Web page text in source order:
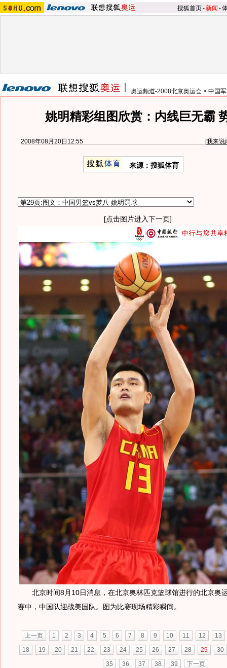
搜狐首页-新闻 -
奥运频道-2008北京奥运会 > 中国
姚明精彩组图欣赏：内线巨无霸
2008年08月20日12:55 [我来说
来源：搜狐体育
[点击图片进入下一页]
北京时间8月10日消息，在北京奥林匹克篮球馆进行的北京奥
赛中，中国队迎战美国队。图为比赛现场精彩瞬间。
上一页 1 2 3 4 5 6 7 8 9 10 11 12
13
18
19 20 21 22 23 24 25 26 27 28 29
30
35
36 37 38 39 下一页